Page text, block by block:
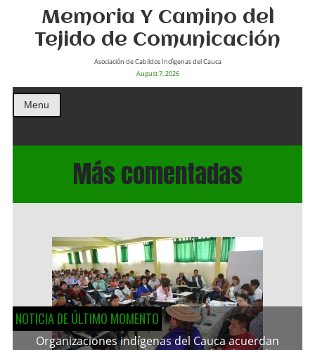
Memoria Y Camino del
Tejido de Comunicación
Asociación de Cabildos Indìgenas del Cauca
August 7, 2026
Menu
Más comentadas
NOTICIA DE ÚLTIMO MOMENTO
Organizaciones indígenas del Cauca acuerdan